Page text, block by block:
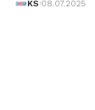
KS 08.07.2025